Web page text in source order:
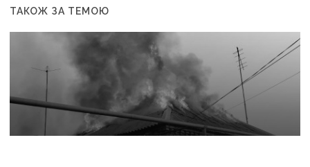
ТАКОЖ ЗА ТЕМОЮ